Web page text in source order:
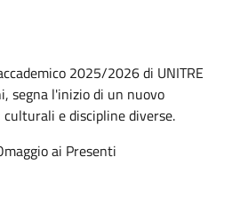
2025/2026 di UNITRE
segna l'inizio di un nuovo
e discipline diverse.
ai Presenti